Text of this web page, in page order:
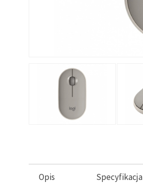
Opis Specyfikacja